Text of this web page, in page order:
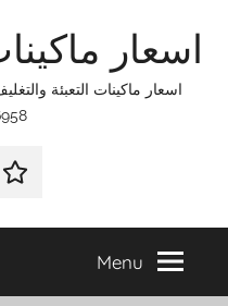
اسعار
Menu